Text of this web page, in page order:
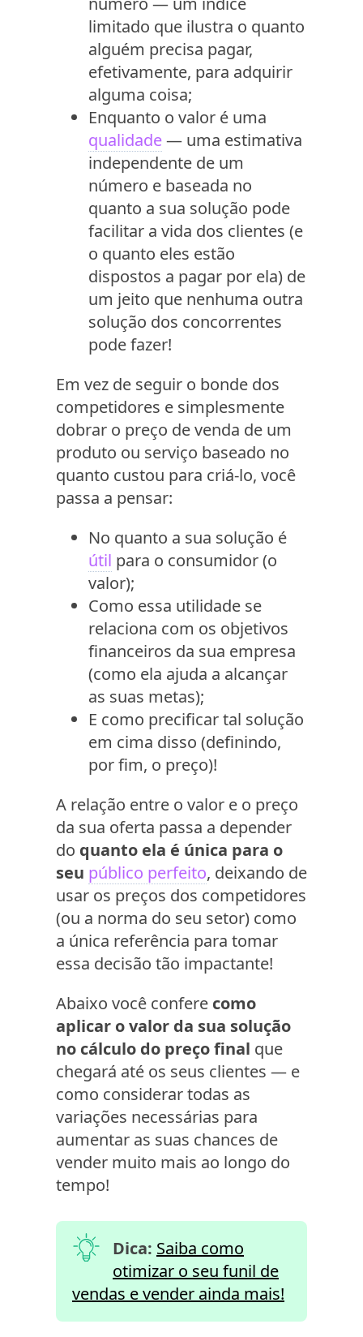
limitado que ilustra o quanto
alguém precisa pagar,
efetivamente, para adquirir
alguma coisa;
Enquanto o valor é uma
qualidade— uma estimativa
independente de um
número e baseada no
quanto a sua solução pode
facilitar a vida dos clientes (e
o quanto eles estão
dispostos a pagar por ela) de
um jeito que nenhuma outra
solução dos concorrentes
pode fazer!
Em vez de seguir o bonde dos
competidores e simplesmente
dobrar o preço de venda de um
produto ou serviço baseado no
quanto custou para criá-lo, você
passa a pensar:
No quanto a sua solução é
útil para o consumidor (o
valor);
Como essa utilidade se
relaciona com os objetivos
financeiros da sua empresa
(como ela ajuda a alcançar
as suas metas);
E como precificar tal solução
em cima disso (definindo,
por fim, o preço)!
A relação entre o valor e o preço
da sua oferta passa a depender
do quanto ela é única para o
seu público perfeito, deixando de
usar os preços dos competidores
(ou a norma do seu setor) como
a única referência para tomar
essa decisão tão impactante!
Abaixo você confere como
aplicar o valor da sua solução
no cálculo do preço final que
chegará até os seus clientes — e
como considerar todas as
variações necessárias para
aumentar as suas chances de
vender muito mais ao longo do
tempo!
Dica: Saiba como
otimizar o seu funil de
vendas e vender ainda mais!